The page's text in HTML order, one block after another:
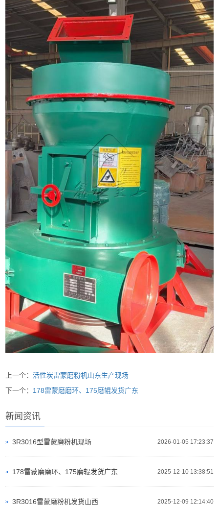
上一个：活性炭雷蒙磨粉机山东生产现场
下一个： 178雷蒙磨磨环、175磨辊发货广东
新闻资讯
2026-01-05 17:23:37
3R3016型雷蒙磨粉机现场
2025-12-10 13:38:51
178雷蒙磨磨环、175磨辊发货广东
2025-12-09 12:14:40
3R3016雷蒙磨粉机发货山西